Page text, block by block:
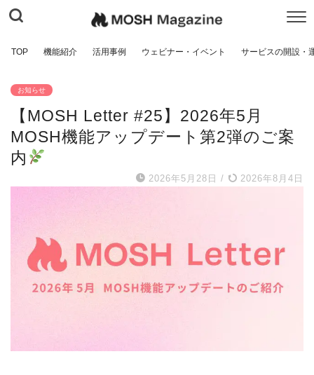
TOP 機能紹介 活用事例 ウェビナー・イベント サービスの開設・
お知らせ
【MOSH Letter #25】2026年5月
MOSH機能アップデート第2弾のご案
内
2026年5月28日 / 2026年8月4日